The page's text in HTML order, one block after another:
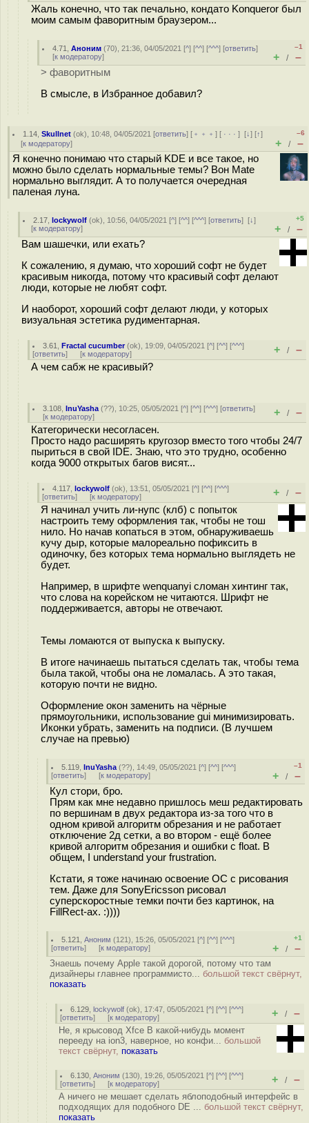
Жаль конечно, что так печально, кондато Konqueror был
моим самым фаворитным браузером...
4.71 ,Аноним (70), 21:36, 04/05/2021 [^] [^^] [^^^] [ответить]
[к модератору]
–1
+ / –
> фаворитным
В смысле, в Избранное добавил?
1.14 ,Skullnet (ok), 10:48, 04/05/2021 [ответить] [ ﹢﹢﹢] [ · · ·][↓] [↑]
[к модератору]
–6
+ / –
Я конечно понимаю что старый KDE и все такое, но
можно было сделать нормальные темы? Вон Mate
нормально выглядит. А то получается очередная
паленая луна.
2.17 ,lockywolf (ok), 10:56, 04/05/2021 [^] [^^] [^^^] [ответить][↓]
[к модератору]
+5
+ / –
Вам шашечки, или ехать?
К сожалению, я думаю, что хороший софт не будет
красивым никогда, потому что красивый софт делают
люди, которые не любят софт.
И наоборот, хороший софт делают люди, у которых
визуальная эстетика рудиментарная.
3.61 ,Fractal cucumber(ok), 19:09, 04/05/2021 [^] [^^] [^^^]
[ответить] [к модератору] + / –
А чем сабж не красивый?
3.108 ,InuYasha (??), 10:25, 05/05/2021 [^] [^^] [^^^] [ответить]
[к модератору] + / –
Категорически несогласен.
Просто надо расширять кругозор вместо того чтобы 24/7
пыриться в свой IDE. Знаю, что это трудно, особенно
когда 9000 открытых багов висят...
4.117 ,lockywolf (ok), 13:51, 05/05/2021 [^] [^^] [^^^]
[ответить] [к модератору] + / –
Я начинал учить ли-нупс (клб) с попыток
настроить тему оформления так, чтобы не тош
нило. Но начав копаться в этом, обнаруживаешь
кучу дыр, которые малореально пофиксить в
одиночку, без которых тема нормально выглядеть не
будет.
Например, в шрифте wenquanyi сломан хинтинг так,
что слова на корейском не читаются. Шрифт не
поддерживается, авторы не отвечают.
Темы ломаются от выпуска к выпуску.
В итоге начинаешь пытаться сделать так, чтобы тема
была такой, чтобы она не ломалась. А это такая,
которую почти не видно.
Оформление окон заменить на чёрные
прямоугольники, использование gui минимизировать.
Иконки убрать, заменить на подписи. (В лучшем
случае на превью)
5.119 ,InuYasha (??), 14:49, 05/05/2021 [^] [^^] [^^^]
[ответить] [к модератору]
–1
+ / –
Кул стори, бро.
Прям как мне недавно пришлось меш редактировать
по вершинам в двух редактора из-за того что в
одном кривой алгоритм обрезания и не работает
отключение 2д сетки, а во втором - ещё более
кривой алгоритм обрезания и ошибки с float. В
общем, I understand your frustration.
Кстати, я тоже начинаю освоение ОС с рисования
тем. Даже для SonyEricsson рисовал
суперскоростные темки почти без картинок, на
FillRect-ах. :))))
5.121 ,Аноним (121), 15:26, 05/05/2021 [^] [^^] [^^^]
[ответить] [к модератору]
+1
+ / –
Знаешь почему Apple такой дорогой, потому что там
дизайнеры главнее программисто... большой текст свёрнут,
показать
6.129 ,lockywolf (ok), 17:47, 05/05/2021 [^] [^^] [^^^]
[ответить] [к модератору] + / –
Не, я крысовод Xfce В какой-нибудь момент
перееду на ion3, наверное, но конфи... большой
текст свёрнут, показать
6.130 ,Аноним (130), 19:26, 05/05/2021 [^] [^^] [^^^]
[ответить] [к модератору] + / –
А ничего не мешает сделать яблоподобный интерфейс в
подходящих для подобного DE ... большой текст свёрнут,
показать